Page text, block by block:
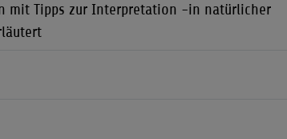
mit Tipps zur Interpretation -in natürlicher